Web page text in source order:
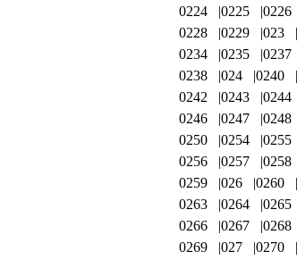
0224
0225
0226
0228
0229 023
0234
0235
0237
0238
024 0240
0242
0243
0244
0246
0247 0248
0250
0254
0255
0256
0257
0258
0259
026 0260
0263
0264
0265
0266
0267
0268
0269
027 0270